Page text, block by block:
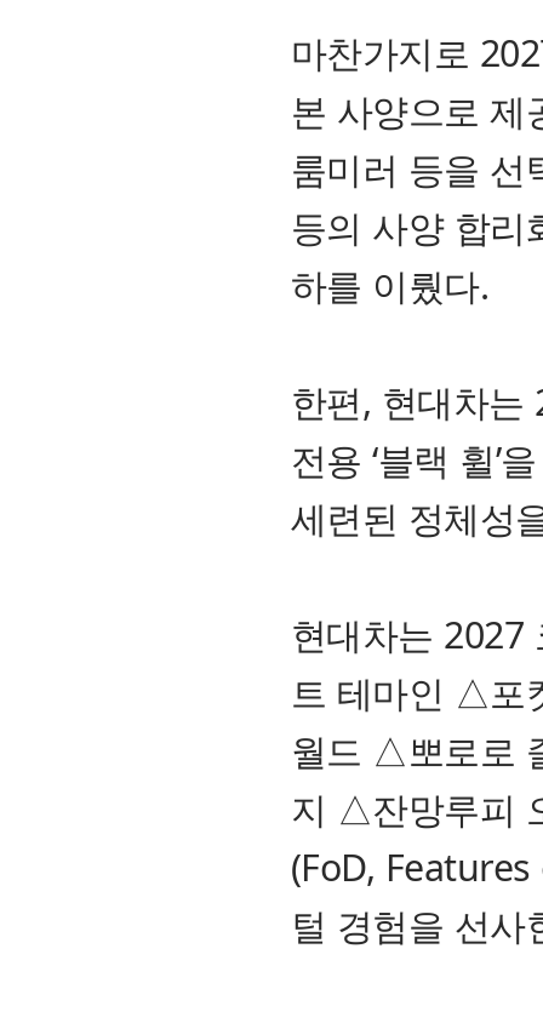
마찬가지로
본 사양으로
룸미러 등을 선
등의 사양 합리
하를 이뤘다.
한편, 현대차는
전용 ‘블랙 휠’
세련된 정체성
현대차는 2027
트 테마인 △포
월드 △뽀로로
지 △잔망루피
(FoD,
털 경험을 선사